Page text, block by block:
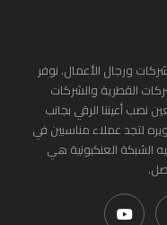
ورجال الأعمال. نوفر
القطرية والشركات
نصب أعيننا الرقي بجانب
لتجد عملاء مناسبين في
الشبكة العنكبونية هي